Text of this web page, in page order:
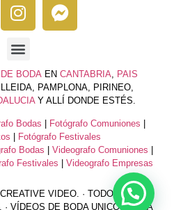
BODA EN CANTABRIA
PAIS
LLEIDA, PAMPLONA, PIRINEO,
Y ALLÍ DONDE ESTÉS.
Bodas Fotógrafo Comuniones
Fotógrafo Festivales
Bodas Videografo Comuniones
Festivales Videografo Empresas
VIDEO. · TODOS LOS
· VÍDEOS DE BODA UNICOS PARA